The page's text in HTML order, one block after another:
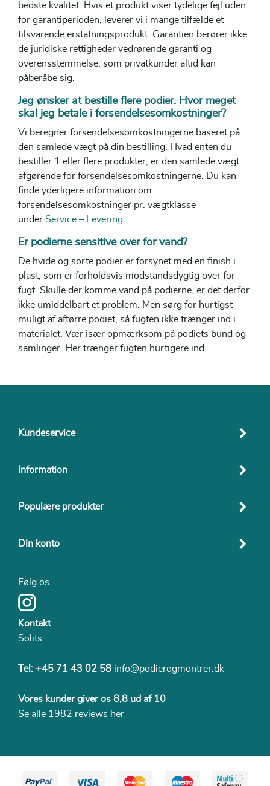
bedste kvalitet. Hvis et produkt viser tydelige fejl uden
for garantiperioden, leverer vi i mange tilfælde et
tilsvarende erstatningsprodukt. Garantien berører ikke
de juridiske rettigheder vedrørende garanti og
overensstemmelse, som privatkunder altid kan
påberåbe sig.
Jeg ønsker at bestille flere podier. Hvor meget
skal jeg betale i forsendelsesomkostninger?
Vi beregner forsendelsesomkostningerne baseret på
den samlede vægt på din bestilling. Hvad enten du
bestiller 1 eller flere produkter, er den samlede vægt
afgørende for forsendelsesomkostningerne. Du kan
finde yderligere information om
forsendelsesomkostninger pr. vægtklasse
under Service – Levering.
Er podierne sensitive over for vand?
De hvide og sorte podier er forsynet med en finish i
plast, som er forholdsvis modstandsdygtig over for
fugt. Skulle der komme vand på podierne, er det derfor
ikke umiddelbart et problem. Men sørg for hurtigst
muligt af aftørre podiet, så fugten ikke trænger ind i
materialet. Vær især opmærksom på podiets bund og
samlinger. Her trænger fugten hurtigere ind.
Kundeservice
Information
Populære produkter
Din konto
Følg os
Kontakt
Solits
Tel: +45 71 43 02 58 info@podierogmontrer.dk
Vores kunder giver os 8,8 ud af 10
Se alle 1982 reviews her